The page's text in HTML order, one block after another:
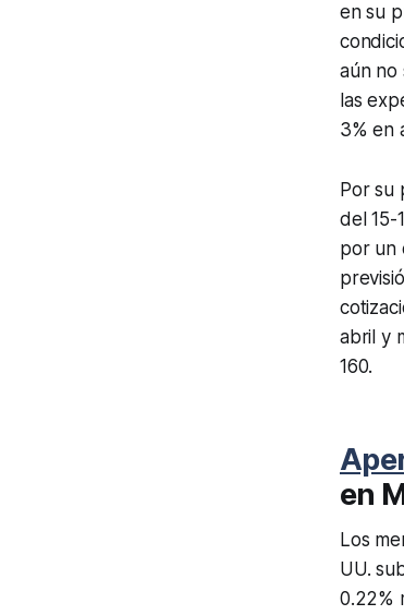
en su
aún no
las
3% en
Por su
del 15-
por un
abril y
160.
en
Los
UU.
0.22%